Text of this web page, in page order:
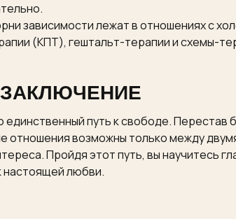
зависимости лежат в отношениях с
(КПТ), гештальт-терапии и схемы-
ЗАКЛЮЧЕНИЕ
путь к свободе. Перестав
отношения возможны только между
Пройдя этот путь, вы научитесь
настоящей любви.